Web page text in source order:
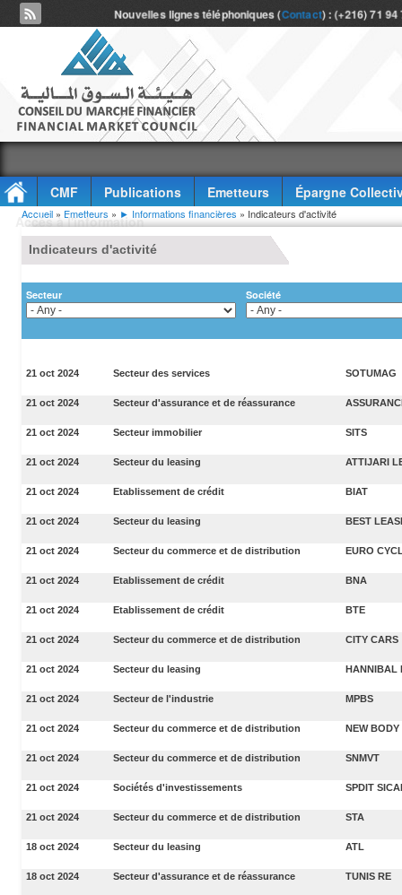
Nouvelles lignes téléphoniques (Contact) : (+216) 71
CMF Publications Emetteurs
Épargne
Accès à l'information
Vous êtes ici
Accueil » Emetteurs » ► Informations financières » Indicateurs d'activité
Indicateurs d'activité
Secteur Société
21 oct 2024 Secteur des services SOTUMAG
21 oct 2024 Secteur d'assurance et de réassurance
21 oct 2024 Secteur immobilier SITS
21 oct 2024 Secteur du leasing ATTIJARI
21 oct 2024 Etablissement de crédit BIAT
21 oct 2024 Secteur du leasing BEST
21 oct 2024 Secteur du commerce et de distribution EURO
21 oct 2024 Etablissement de crédit BNA
21 oct 2024 Etablissement de crédit BTE
21 oct 2024 Secteur du commerce et de distribution CITY CARS
21 oct 2024 Secteur du leasing HANNIBAL
21 oct 2024 Secteur de l'industrie MPBS
21 oct 2024 Secteur du commerce et de distribution NEW BODY
21 oct 2024 Secteur du commerce et de distribution SNMVT
21 oct 2024 Sociétés d'investissements SPDIT
21 oct 2024 Secteur du commerce et de distribution STA
18 oct 2024 Secteur du leasing ATL
18 oct 2024 Secteur d'assurance et de réassurance TUNIS RE